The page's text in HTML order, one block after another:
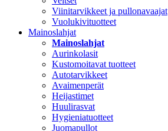
Viinitarvikkeet ja pullonavaajat
Vuolukivituotteet
Mainoslahjat
Mainoslahjat
Aurinkolasit
Kustomoitavat tuotteet
Autotarvikkeet
Avaimenperät
Heijastimet
Huulirasvat
Hygieniatuotteet
Juomapullot